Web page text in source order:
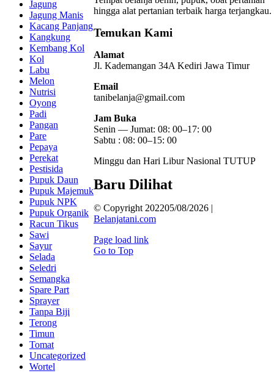
Jagung
Jagung Manis
Kacang Panjang
Kangkung
Kembang Kol
Kol
Labu
Melon
Nutrisi
Oyong
Padi
Pangan
Pare
Pepaya
Perekat
Pestisida
Pupuk Daun
Pupuk Majemuk
Pupuk NPK
Pupuk Organik
Racun Tikus
Sawi
Sayur
Selada
Seledri
Semangka
Spare Part
Sprayer
Tanpa Biji
Terong
Timun
Tomat
Uncategorized
Wortel
hingga alat pertanian terbaik harga terjangkau.
Temukan Kami
Alamat
Jl. Kademangan 34A Kediri Jawa Timur
Email
tanibelanja@gmail.com
Jam Buka
Senin — Jumat: 08: 00–17: 00
Sabtu : 08: 00–15: 00
Minggu dan Hari Libur Nasional TUTUP
Baru Dilihat
© Copyright 202205/08/2026 |
Belanjatani.com
Page load link
Go to Top